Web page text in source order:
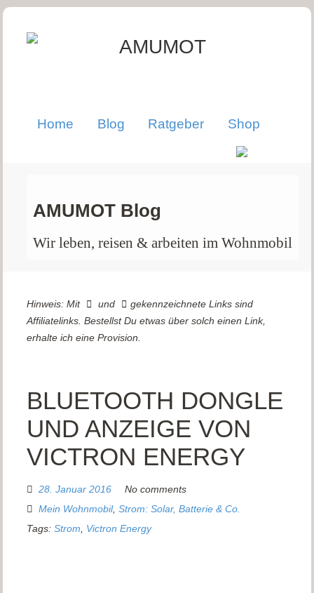
Home Blog Ratgeber Shop
AMUMOT Blog
Wir leben, reisen & arbeiten im Wohnmobil
Hinweis: Mit und
gekennzeichnete Links sind
Affiliatelinks. Bestellst Du etwas über solch einen Link,
erhalte ich eine Provision.
BLUETOOTH DONGLE
UND ANZEIGE VON
VICTRON ENERGY
28. Januar 2016
No comments
Mein Wohnmobil,Strom: Solar, Batterie & Co.
Tags:Strom, Victron Energy